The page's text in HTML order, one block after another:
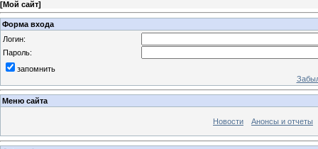
[Мой сайт]
Форма входа
Логин:
Пароль:
запомнить
Меню сайта
Новости Анонсы и отчеты